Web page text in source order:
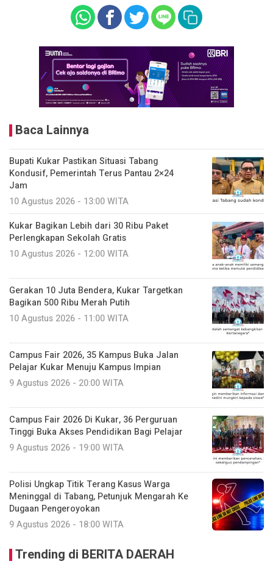
Baca Lainnya
Bupati Kukar Pastikan Situasi Tabang
Kondusif, Pemerintah Terus Pantau 2×24
Jam
10 Agustus 2026 - 13:00 WITA
Kukar Bagikan Lebih dari 30 Ribu Paket
Perlengkapan Sekolah Gratis
10 Agustus 2026 - 12:00 WITA
Gerakan 10 Juta Bendera, Kukar Targetkan
Bagikan 500 Ribu Merah Putih
10 Agustus 2026 - 11:00 WITA
Campus Fair 2026, 35 Kampus Buka Jalan
Pelajar Kukar Menuju Kampus Impian
9 Agustus 2026 - 20:00 WITA
Campus Fair 2026 Di Kukar, 36 Perguruan
Tinggi Buka Akses Pendidikan Bagi Pelajar
9 Agustus 2026 - 19:00 WITA
Polisi Ungkap Titik Terang Kasus Warga
Meninggal di Tabang, Petunjuk Mengarah Ke
Dugaan Pengeroyokan
9 Agustus 2026 - 18:00 WITA
Trending di BERITA DAERAH